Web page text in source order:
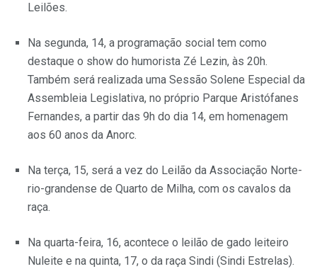
Leilões.
Na segunda, 14, a programação social tem como
destaque o show do humorista Zé Lezin, às 20h.
Também será realizada uma Sessão Solene Especial da
Assembleia Legislativa, no próprio Parque Aristófanes
Fernandes, a partir das 9h do dia 14, em homenagem
aos 60 anos da Anorc.
Na terça, 15, será a vez do Leilão da Associação Norte-
rio-grandense de Quarto de Milha, com os cavalos da
raça.
Na quarta-feira, 16, acontece o leilão de gado leiteiro
Nuleite e na quinta, 17, o da raça Sindi (Sindi Estrelas).